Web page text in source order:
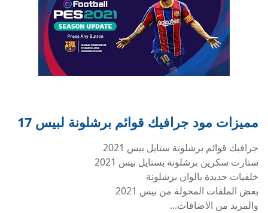
مميزات مود جرافيك قوائم برشلونة لبيس 17
جرافيك قوائم برشلونة ستايل بيس 2021
ستارت سكرين برشلونة بستايل بيس 2021
خلفيات جديدة بالوان برشلونة
بعض الملفات المحولة من بيس 2021
والمزيد من الاضافات...